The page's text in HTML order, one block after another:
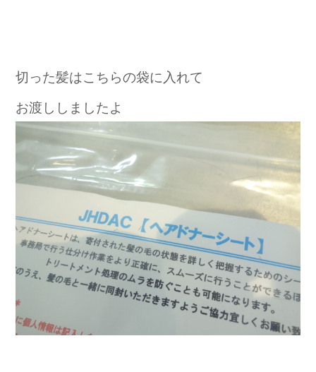
切った髪はこちらの袋に入れて
お渡ししましたよ